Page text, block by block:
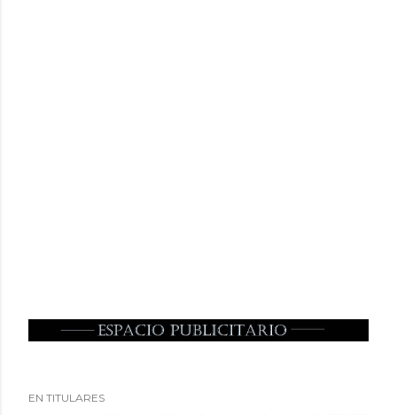
EN TITULARES